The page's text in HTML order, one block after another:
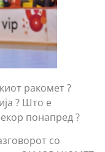
ракомет ?
? Што е
понапред ?
со